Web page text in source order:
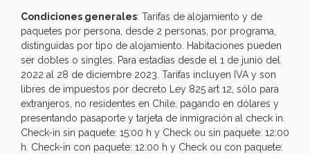
Condiciones generales: Tarifas de alojamiento y de
paquetes por persona, desde 2 personas, por programa,
distinguidas por tipo de alojamiento. Habitaciones pueden
ser dobles o singles. Para estadías desde el 1 de junio del
2022 al 28 de diciembre 2023. Tarifas incluyen IVA y son
libres de impuestos por decreto Ley 825 art 12, sólo para
extranjeros, no residentes en Chile, pagando en dólares y
presentando pasaporte y tarjeta de inmigración al check in.
Check-in sin paquete: 15:00 h y Check ou sin paquete: 12:00
h. Check-in con paquete: 12:00 h y Check ou con paquete: